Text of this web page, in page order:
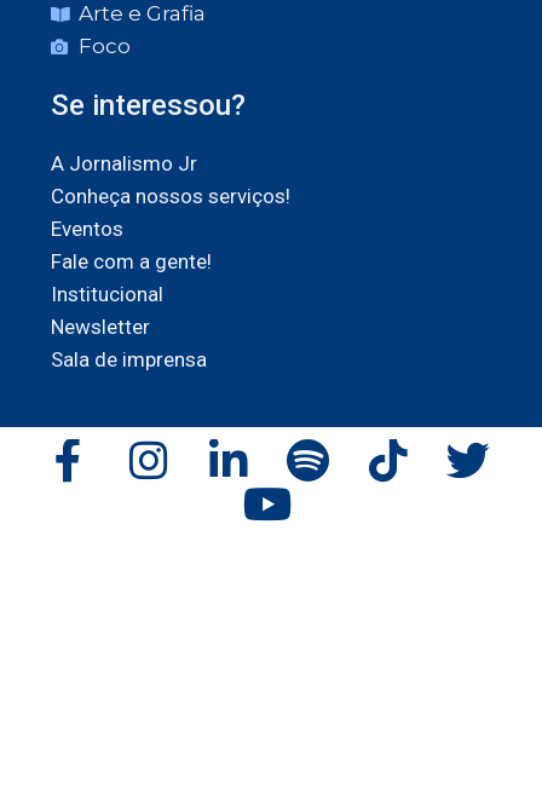
Arte e Grafia
Foco
Se interessou?
A Jornalismo Jr
Conheça nossos serviços!
Eventos
Fale com a gente!
Institucional
Newsletter
Sala de imprensa